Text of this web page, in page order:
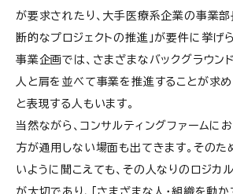
が要求されたり、大手医療系企業の事業部
断的なプロジェクトの推進」が要件に挙げ
事業企画では、さまざまなバックグラウン
人と肩を並べて事業を推進することが求め
と表現する人もいます。
当然ながら、コンサルティングファームに
方が通用しない場面も出てきます。そのた
いように聞こえても、その人なりのロジカ
が大切であり、「さまざまな人・組織を動